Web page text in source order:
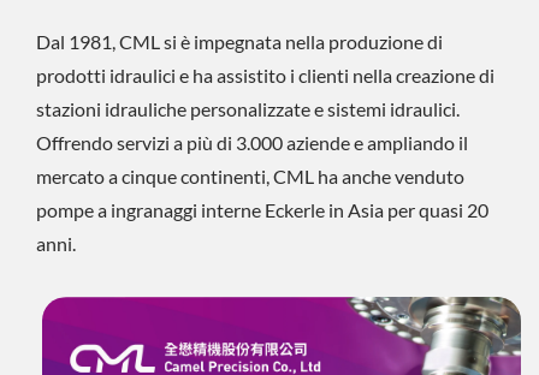
Dal 1981, CML si è impegnata nella produzione di
prodotti idraulici e ha assistito i clienti nella creazione di
stazioni idrauliche personalizzate e sistemi idraulici.
Offrendo servizi a più di 3.000 aziende e ampliando il
mercato a cinque continenti, CML ha anche venduto
pompe a ingranaggi interne Eckerle in Asia per quasi 20
anni.